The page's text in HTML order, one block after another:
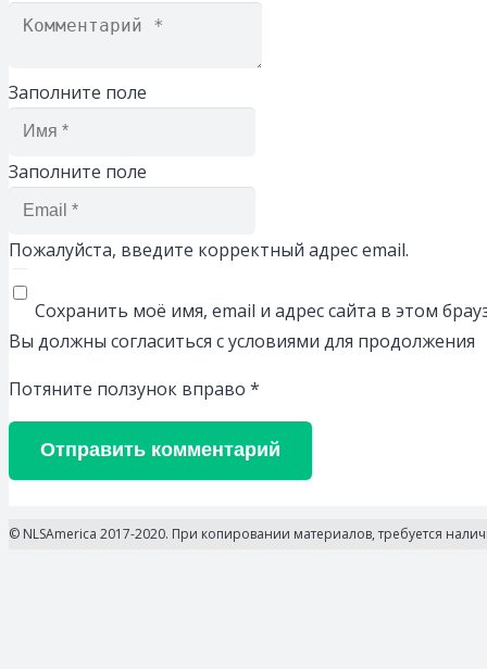
Заполните поле
Заполните поле
Пожалуйста, введите корректный адрес email.
Сохранить моё имя, email и адрес сайта в этом
Вы должны согласиться с условиями для продолжения
Потяните ползунок вправо *
Отправить комментарий
© NLSAmerica 2017-2020. При копировании материалов, требуется